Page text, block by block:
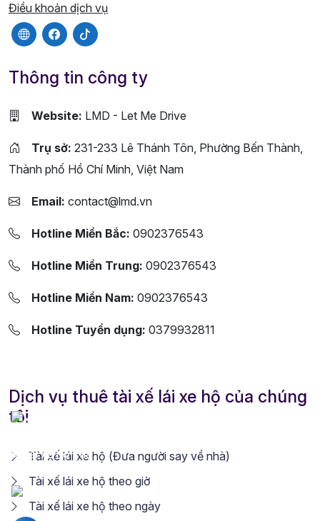
Điều khoản dịch vụ
Thông tin công ty
Website: LMD - Let Me Drive
Trụ sở: 231-233 Lê Thánh Tôn, Phường Bến Thành,
Thành phố Hồ Chí Minh, Việt Nam
Email: contact@lmd.vn
Hotline Miền Bắc: 0902376543
Hotline Miền Trung: 0902376543
Hotline Miền Nam: 0902376543
Hotline Tuyển dụng: 0379932811
Dịch vụ thuê tài xế lái xe hộ của chúng
tôi
Tài xế lái xe hộ (Đưa người say về nhà)
Tài xế lái xe hộ theo giờ
Tài xế lái xe hộ theo ngày